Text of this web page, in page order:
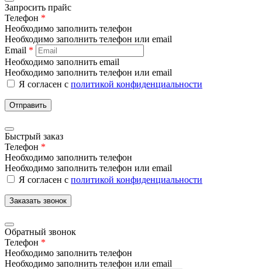
Запросить прайс
Телефон *
Необходимо заполнить телефон
Необходимо заполнить телефон или email
Email *
Необходимо заполнить email
Необходимо заполнить телефон или email
Я согласен с политикой конфиденциальности
Отправить
Быстрый заказ
Телефон *
Необходимо заполнить телефон
Необходимо заполнить телефон или email
Я согласен с политикой конфиденциальности
Заказать звонок
Обратный звонок
Телефон *
Необходимо заполнить телефон
Необходимо заполнить телефон или email